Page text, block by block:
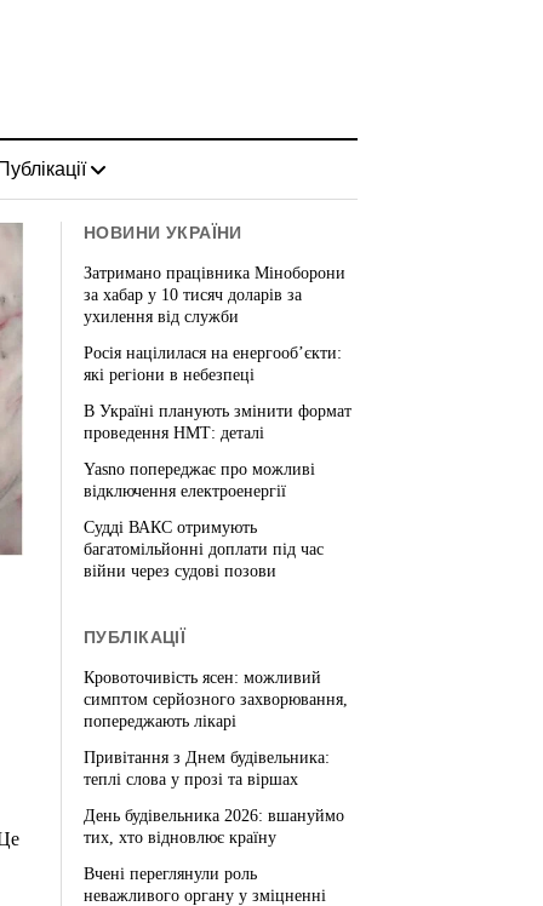
НОВИНИ УКРАЇНИ
Затримано працівника Міноборони
за хабар у 10 тисяч доларів за
ухилення від служби
Росія націлилася на енергооб’єкти:
які регіони в небезпеці
В Україні планують змінити формат
проведення НМТ: деталі
Yasno попереджає про можливі
відключення електроенергії
Судді ВАКС отримують
багатомільйонні доплати під час
війни через судові позови
ПУБЛІКАЦІЇ
Кровоточивість ясен: можливий
симптом серйозного захворювання,
попереджають лікарі
Привітання з Днем будівельника:
теплі слова у прозі та віршах
День будівельника 2026: вшануймо
тих, хто відновлює країну
Вчені переглянули роль
неважливого органу у зміцненні